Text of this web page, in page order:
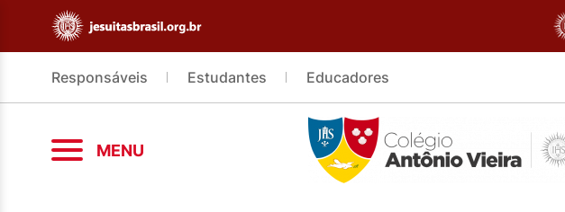
Responsáveis Estudantes Educadores
MENU